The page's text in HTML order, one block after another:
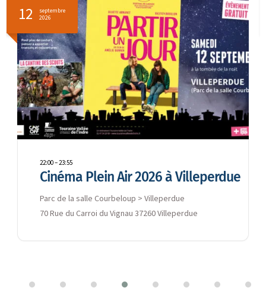
12
septembre
2026
22:00–23:55
Cinéma Plein Air 2026 à Villeperdue
Parc de la salle Courbeloup > Villeperdue
70 Rue du Carroi du Vignau 37260 Villeperdue